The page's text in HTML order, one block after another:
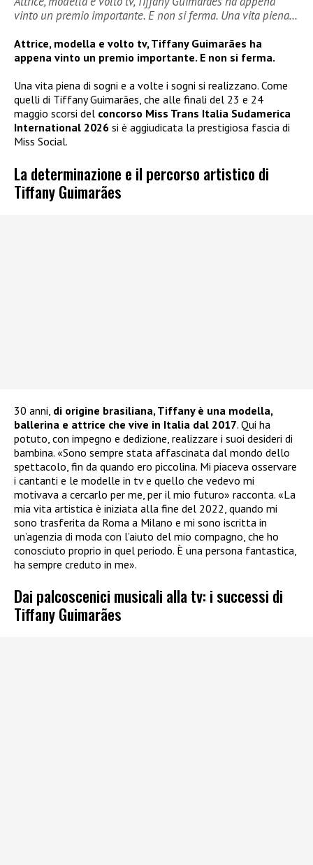
vinto un premio importante. E non si ferma. Una vita piena…
Attrice, modella e volto tv, Tiffany Guimarães ha
appena vinto un premio importante. E non si ferma.
Una vita piena di sogni e a volte i sogni si realizzano. Come
quelli di Tiffany Guimarães, che alle finali del 23 e 24
maggio scorsi del concorso Miss Trans Italia Sudamerica
International 2026 si è aggiudicata la prestigiosa fascia di
Miss Social.
La determinazione e il percorso artistico di
Tiffany Guimarães
30 anni, di origine brasiliana, Tiffany è una modella,
ballerina e attrice che vive in Italia dal 2017. Qui ha
potuto, con impegno e dedizione, realizzare i suoi desideri di
bambina. «Sono sempre stata affascinata dal mondo dello
spettacolo, fin da quando ero piccolina. Mi piaceva osservare
i cantanti e le modelle in tv e quello che vedevo mi
motivava a cercarlo per me, per il mio futuro» racconta. «La
mia vita artistica è iniziata alla fine del 2022, quando mi
sono trasferita da Roma a Milano e mi sono iscritta in
un’agenzia di moda con l’aiuto del mio compagno, che ho
conosciuto proprio in quel periodo. È una persona fantastica,
ha sempre creduto in me».
Dai palcoscenici musicali alla tv: i successi di
Tiffany Guimarães